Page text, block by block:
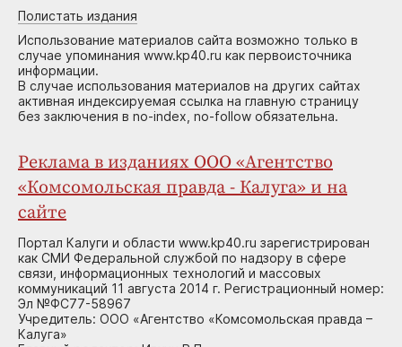
Полистать издания
Использование материалов сайта возможно только в
случае упоминания www.kp40.ru как первоисточника
информации.
В случае использования материалов на других сайтах
активная индексируемая ссылка на главную страницу
без заключения в no-index, no-follow обязательна.
Реклама в изданиях ООО «Агентство
«Комсомольская правда - Калуга» и на
сайте
Портал Калуги и области www.kp40.ru зарегистрирован
как СМИ Федеральной службой по надзору в сфере
связи, информационных технологий и массовых
коммуникаций 11 августа 2014 г. Регистрационный номер:
Эл №ФС77-58967
Учредитель: ООО «Агентство «Комсомольская правда –
Калуга»